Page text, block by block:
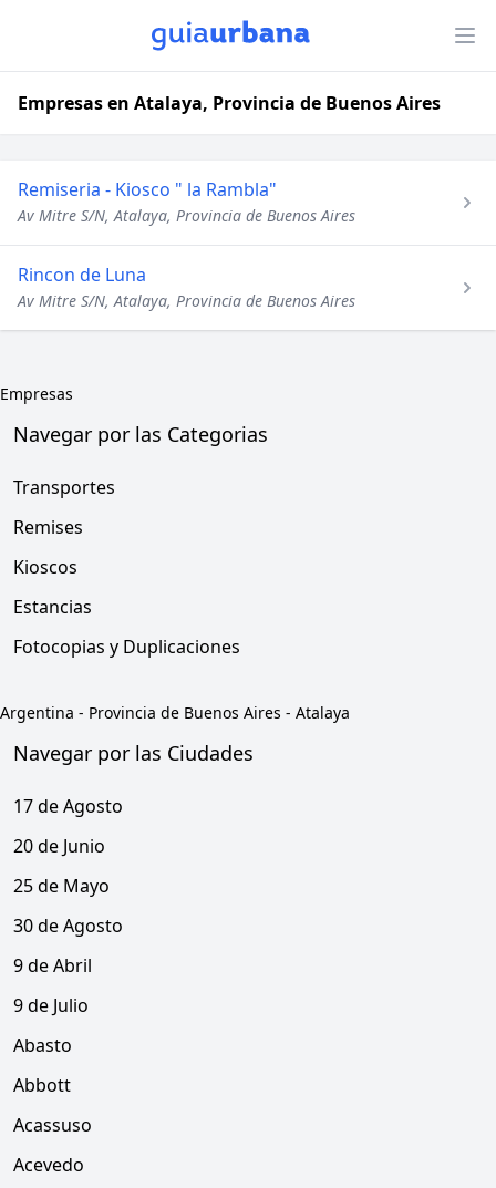
Empresas en Atalaya, Provincia de Buenos Aires
Remiseria - Kiosco " la Rambla"
Av Mitre S/N, Atalaya, Provincia de Buenos Aires
Rincon de Luna
Av Mitre S/N, Atalaya, Provincia de Buenos Aires
Empresas
Navegar por las Categorias
Transportes
Remises
Kioscos
Estancias
Fotocopias y Duplicaciones
Argentina - Provincia de Buenos Aires - Atalaya
Navegar por las Ciudades
17 de Agosto
20 de Junio
25 de Mayo
30 de Agosto
9 de Abril
9 de Julio
Abasto
Abbott
Acassuso
Acevedo